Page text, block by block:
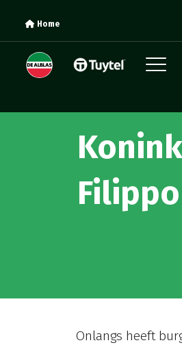
Home
Filippo
Onlangs heeft